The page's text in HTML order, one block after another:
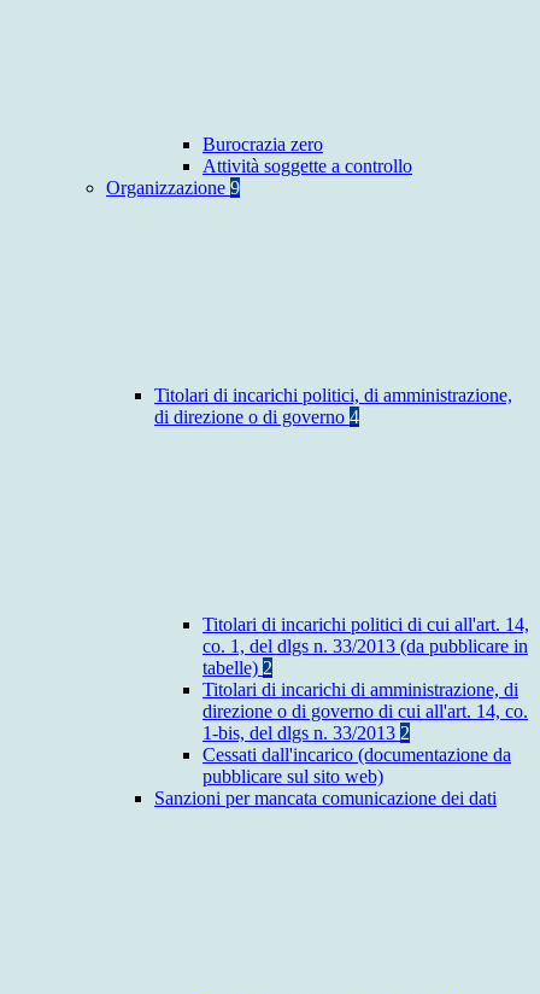
Burocrazia zero
Attività soggette a controllo
Organizzazione 9
Titolari di incarichi politici, di amministrazione,
di direzione o di governo 4
Titolari di incarichi politici di cui all'art. 14,
co. 1, del dlgs n. 33/2013 (da pubblicare in
tabelle) 2
Titolari di incarichi di amministrazione, di
direzione o di governo di cui all'art. 14, co.
1-bis, del dlgs n. 33/2013 2
Cessati dall'incarico (documentazione da
pubblicare sul sito web)
Sanzioni per mancata comunicazione dei dati